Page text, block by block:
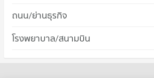
คอนโดให้เช่า รร.อัสสัมชัญระยอง
ขายคอนโด รร.อัสสัมชัญระยอง
คอนโด ศูนย์การค้าแพชชั่น ช้อปปิ้ง เดสติเนชั่น
คอนโดให้เช่า ศูนย์การค้าแพชชั่น ช้อปปิ้ง เดสติเนชั่น
ถนน/ย่านธุรกิจ
คอนโด นิคมมาบตาพุด
คอนโดให้เช่า นิคมมาบตาพุด
โรงพยาบาล/สนามบิน
คอนโด รพ.มงกุฎระยอง